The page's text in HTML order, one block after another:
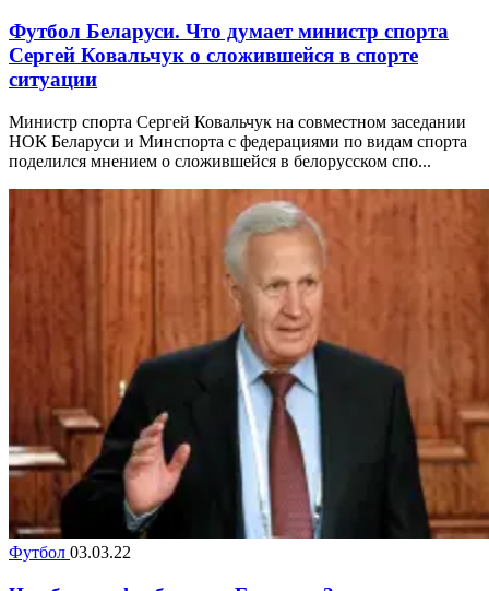
Футбол Беларуси. Что думает министр спорта
Сергей Ковальчук о сложившейся в спорте
ситуации
Министр спорта Сергей Ковальчук на совместном заседании
НОК Беларуси и Минспорта с федерациями по видам спорта
поделился мнением о сложившейся в белорусском спо...
Футбол 03.03.22